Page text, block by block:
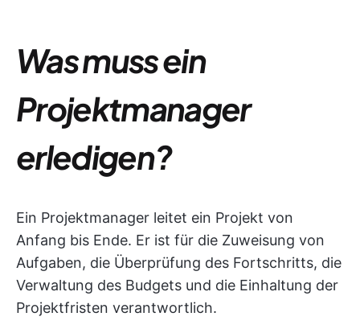
Was muss ein
Projektmanager
erledigen?
Ein Projektmanager leitet ein Projekt von
Anfang bis Ende. Er ist für die Zuweisung von
Aufgaben, die Überprüfung des Fortschritts, die
Verwaltung des Budgets und die Einhaltung der
Projektfristen verantwortlich.